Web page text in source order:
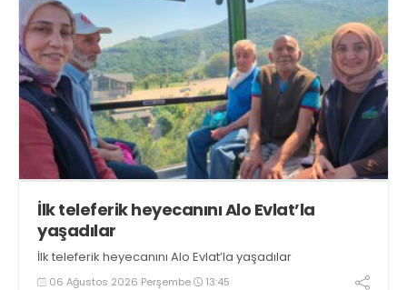
İlk teleferik heyecanını Alo Evlat’la
yaşadılar
İlk teleferik heyecanını Alo Evlat’la yaşadılar
06 Ağustos 2026 Perşembe 13:45